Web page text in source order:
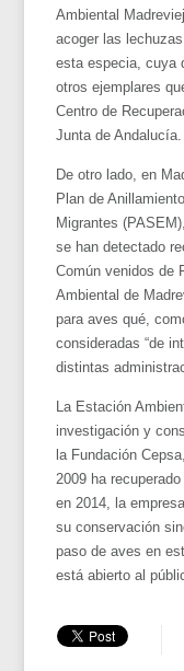
Ambiental
acoger las
esta especia, cuya
otros ejemplares
Centro de
Junta de Andalucía.
De otro lado, en
Plan de
Migrantes
se han detectado
Común venidos de
Ambiental de
para aves qué,
consideradas “de
distintas
La Estación
investigación y
la Fundación
2009 ha
en 2014, la
su conservación
paso de aves en
está abierto al